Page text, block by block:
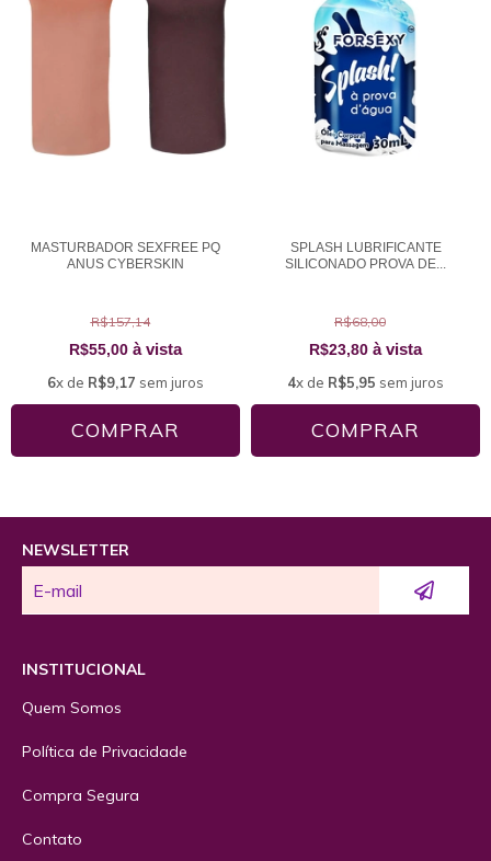
MASTURBADOR SEXFREE PQ
ANUS CYBERSKIN
R$157,14
R$55,00 à vista
6x de R$9,17 sem juros
COMPRAR
SPLASH LUBRIFICANTE
SILICONADO PROVA DE...
R$68,00
R$23,80 à vista
4x de R$5,95 sem juros
NEWSLETTER
INSTITUCIONAL
Quem Somos
Política de Privacidade
Compra Segura
Contato